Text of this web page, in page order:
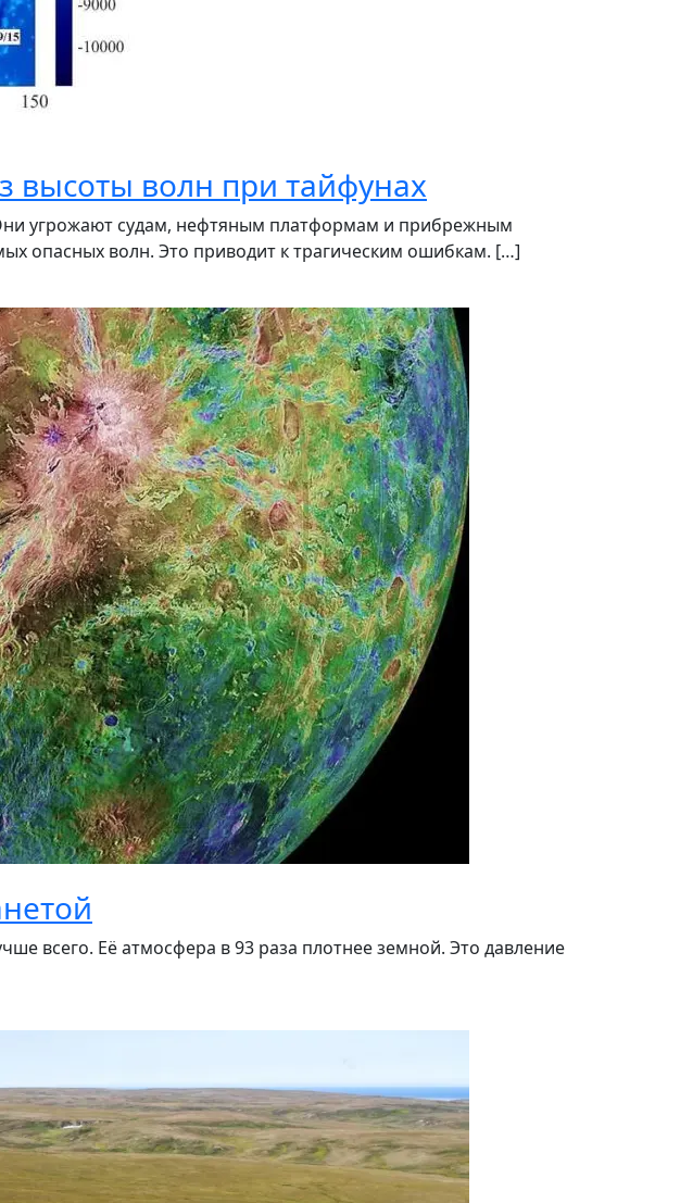
волн при тайфунах
угрожают судам, нефтяным платформам и прибрежным
опасных волн. Это приводит к трагическим ошибкам. […]
всего. Её атмосфера в 93 раза плотнее земной. Это давление